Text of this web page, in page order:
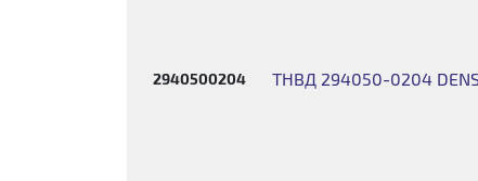
2940500204 ТНВД 294050-0204